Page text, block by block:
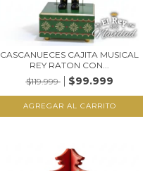
CASCANUECES CAJITA MUSICAL
REY RATON CON...
$119.999
$99.999